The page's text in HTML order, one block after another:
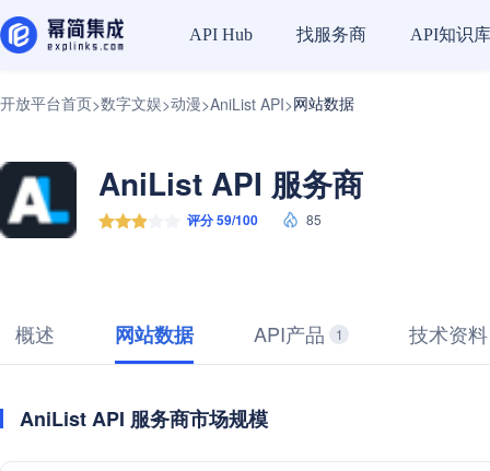
API Hub 找服务商 API知识库
开放平台首页>数字文娱>动漫>AniList API>网站数据
AniList API 服务商
评分 59/100 85
概述 网站数据 API产品 1 技术资料
AniList API 服务商市场规模